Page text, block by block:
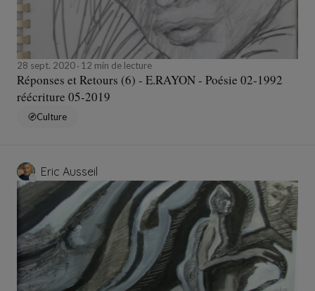
28 sept. 2020 12 min de lecture
Réponses et Retours (6) - E.RAYON - Poésie 02-1992
réécriture 05-2019
Culture
Eric Ausseil